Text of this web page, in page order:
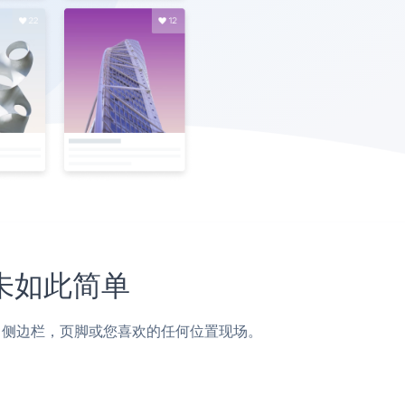
此简单
栏，页脚或您喜欢的任何位置现场。